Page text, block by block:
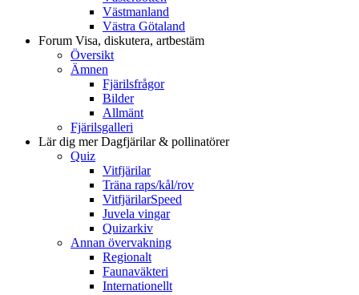
Västmanland
Västra Götaland
Forum Visa, diskutera, artbestäm
Översikt
Ämnen
Fjärilsfrågor
Bilder
Allmänt
Fjärilsgalleri
Lär dig merDagfjärilar & pollinatörer
Quiz
Vitfjärilar
Träna raps/kål/rov
VitfjärilarSpeed
Juvela vingar
Quizarkiv
Annan övervakning
Regionalt
Faunaväkteri
Internationellt